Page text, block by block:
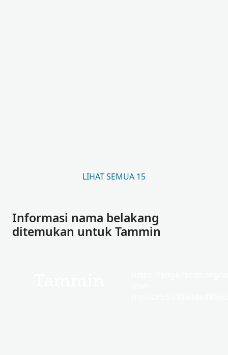
LIHAT SEMUA 15
Informasi nama belakang
ditemukan untuk Tammin